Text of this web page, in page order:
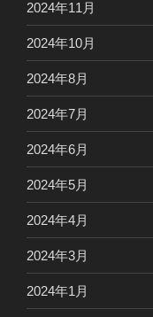
2024年11月
2024年10月
2024年8月
2024年7月
2024年6月
2024年5月
2024年4月
2024年3月
2024年1月